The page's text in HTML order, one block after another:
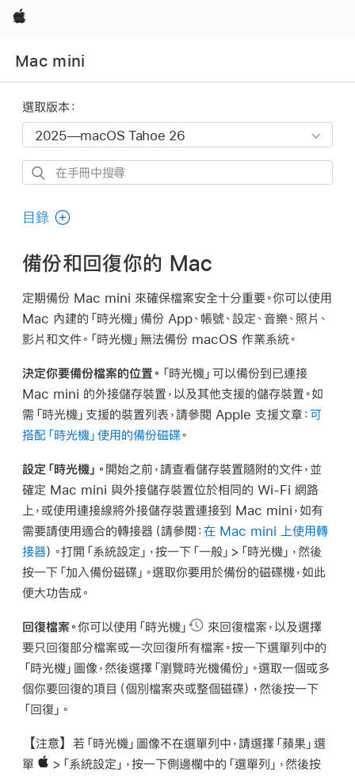
Apple
Mac mini
選取版本：
在
冊
搜
尋
目錄
備份和回復你的 Mac
定期備份 Mac mini 來確保檔案安全十分重要。你可以使用
Mac 內建的「時光機」備份 App、帳號、設定、音樂、照片、
影片和文件。「時光機」無法備份 macOS 作業系統。
決定你要備份檔案的位置。 「時光機」可以備份到已連接
Mac mini 的外接儲存裝置，以及其他支援的儲存裝置。如
需「時光機」支援的裝置列表，請參閱 Apple 支援文章：可
搭配「時光機」使用的備份磁碟。
設定「時光機」。 開始之前，請查看儲存裝置隨附的文件，並
確定 Mac mini 與外接儲存裝置位於相同的 Wi-Fi 網路
上，或使用連接線將外接儲存裝置連接到 Mac mini，如有
需要請使用適合的轉接器（請參閱：在 Mac mini 上使用轉
接器）。打開「系統設定」，按一下「一般」>「時光機」，然後
按一下「加入備份磁碟」。選取你要用於備份的磁碟機，如此
便大功告成。
回復檔案。你可以使用「時光機」
來回復檔案，以及選擇
要只回復部分檔案或一次回復所有檔案。按一下選單列中的
「時光機」圖像，然後選擇「瀏覽時光機備份」。選取一個或多
個你要回復的項目（個別檔案夾或整個磁碟），然後按一下
「回復」。
【注意】 若「時光機」圖像不在選單列中，請選擇「蘋果」選
單
>「系統設定」，按一下側邊欄中的「選單列」，然後按